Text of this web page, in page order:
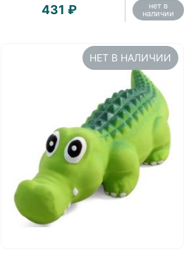
431 ₽ нет в
наличии
НЕТ В НАЛИЧИИ